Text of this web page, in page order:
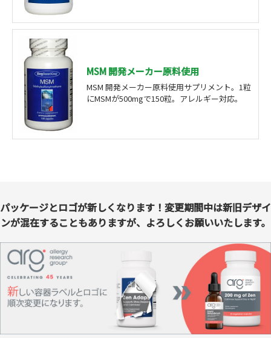
MSM 開発メーカー原料使用
MSM 開発メーカー原料使用サプリメント。1粒
にMSMが500mgで150粒。アレルギー対応。
パッケージとロゴが新しくなります！変更期間中は新旧デザイ
ンが混在することもありますが、よろしくお願いいたします。